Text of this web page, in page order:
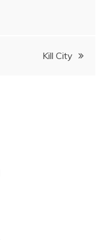
Kill City